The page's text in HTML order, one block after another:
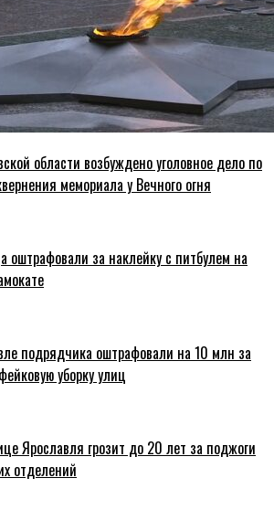
области возбуждено уголовное дело по
мемориала у Вечного огня
оштрафовали за наклейку с питбулем на
подрядчика оштрафовали на 10 млн за
уборку улиц
Ярославля грозит до 20 лет за поджоги
отделений